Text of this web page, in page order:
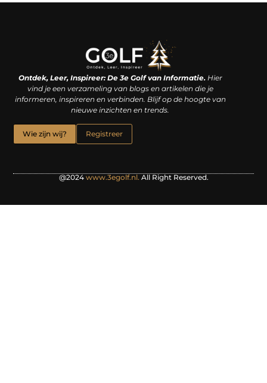
Ontdek, Leer, Inspireer: De 3e Golf van Informatie.Hier
vind je een verzameling van blogs en artikelen die je
informeren, inspireren en verbinden. Blijf op de hoogte van
nieuwe inzichten en trends.
Wie zijn wij? Registreer
@2024www.3egolf.nl.All Right Reserved.